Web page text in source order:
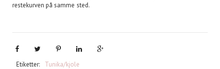
restekurven på samme sted.
Etiketter: Tunika/kjole